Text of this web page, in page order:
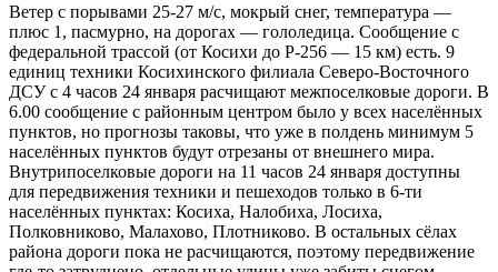
Ветер с порывами 25-27 м/с, мокрый снег, температура —
плюс 1, пасмурно, на дорогах — гололедица. Сообщение с
федеральной трассой (от Косихи до Р-256 — 15 км) есть. 9
единиц техники Косихинского филиала Северо-Восточного
ДСУ с 4 часов 24 января расчищают межпоселковые дороги. В
6.00 сообщение с районным центром было у всех населённых
пунктов, но прогнозы таковы, что уже в полдень минимум 5
населённых пунктов будут отрезаны от внешнего мира.
Внутрипоселковые дороги на 11 часов 24 января доступны
для передвижения техники и пешеходов только в 6-ти
населённых пунктах: Косиха, Налобиха, Лосиха,
Полковниково, Малахово, Плотниково. В остальных сёлах
района дороги пока не расчищаются, поэтому передвижение